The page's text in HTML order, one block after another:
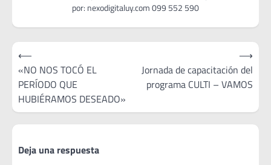
Navegación
de
entradas
⟵
«NO NOS TOCÓ EL
PERÍODO QUE
HUBIÉRAMOS DESEADO»
Jornada de capacitación del
programa CULTI – VAMOS
⟶
Deja una respuesta